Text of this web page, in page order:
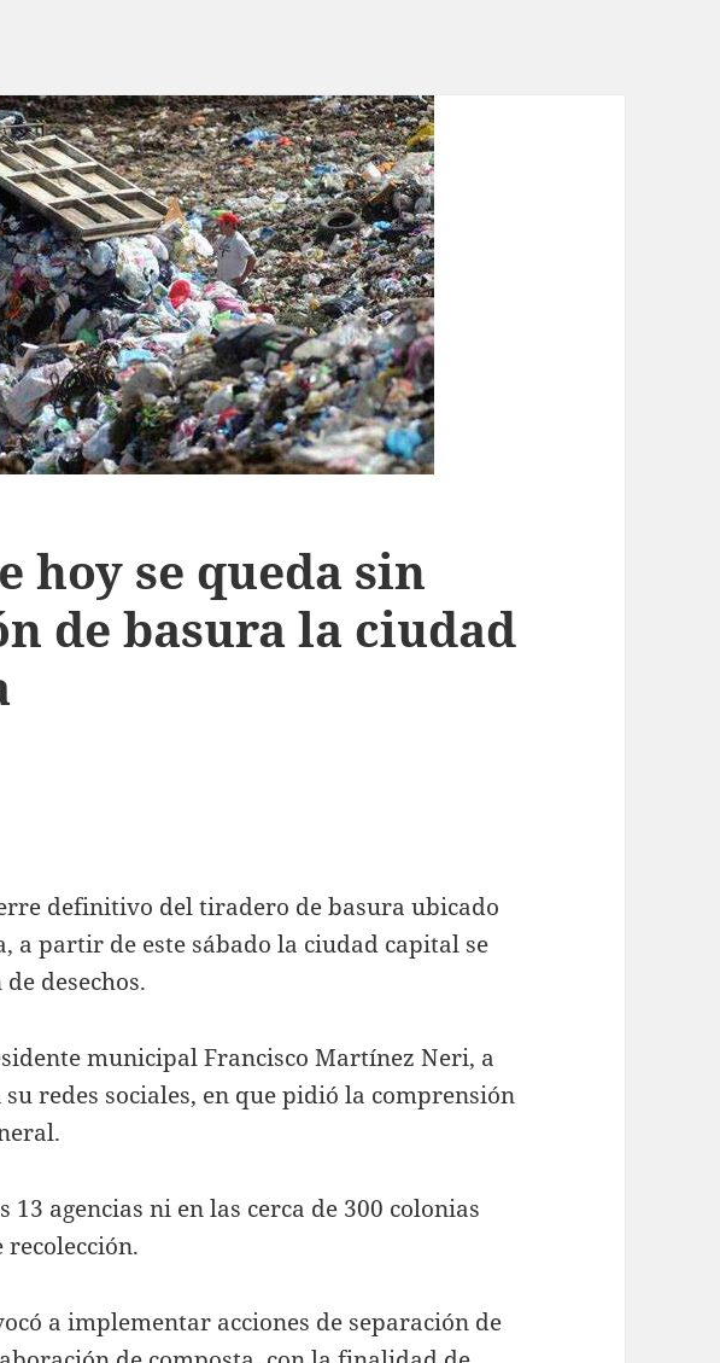
hoy se queda sin
de basura la ciudad
definitivo del tiradero de basura ubicado
a partir de este sábado la ciudad capital se
desechos.
municipal Francisco Martínez Neri, a
redes sociales, en que pidió la comprensión
13 agencias ni en las cerca de 300 colonias
a implementar acciones de separación de